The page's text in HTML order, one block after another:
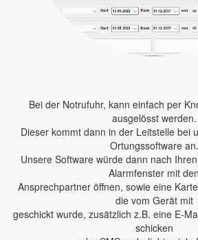
Bei der Notrufuhr, kann einfach per
ausgelösst werden.
Dieser kommt dann in der Leitstelle bei
Ortungssoftware an.
Unsere Software würde dann nach
Alarmfenster mit den
Ansprechpartner öffnen, sowie eine
die vom Gerät mit
geschickt wurde, zusätzlich z.B. eine E-
schicken